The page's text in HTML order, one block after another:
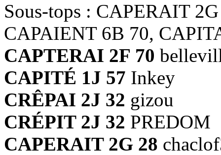
Sous-tops : CAPERAIT
CAPAIENT 6B 70,
CAPTERAI 2F 70
CAPITÉ 1J 57 Inkey
CRÊPAI 2J 32 gizou
CRÉPIT 2J 32 PREDOM
CAPERAIT 2G 28